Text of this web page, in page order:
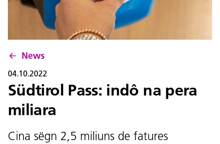
U19 Pass
Servisc y cuntat
News
04.10.2022
Südtirol Pass: indô na pera
miliara
Cina sëgn 2,5 miliuns de fatures